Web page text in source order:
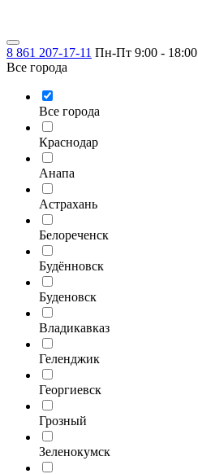
8 861 207-17-11 Пн-Пт 9:00 - 18:00
Все города
Все города
Краснодар
Анапа
Астрахань
Белореченск
Будённовск
Буденовск
Владикавказ
Геленджик
Георгиевск
Грозный
Зеленокумск